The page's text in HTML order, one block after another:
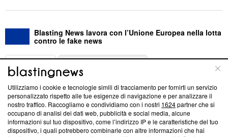
Blasting News lavora con l’Unione Europea nella lotta
contro le fake news
ABOUT
Questa sezione offre informazioni trasparenti su Blasting
News, sui nostri processi editoriali e su come ci impegniamo a
creare news di qualità. Inoltre, afferma la nostra aderenza a
‘Trust Project - News with Integrity’Blasting News non è
Utilizziamo i cookie e tecnologie simili di tracciamento per fornirti un servizio
personalizzato rispetto alle tue esigenze di navigazione e per analizzare il
nostro traffico. Raccogliamo e condividiamo con i nostri 1624partner che si
occupano di analisi dei dati web, pubblicità e social media, alcune
informazioni sul tuo dispositivo, come l’indirizzo IP e le caratteristiche del tuo
dispositivo, i quali potrebbero combinarle con altre informazioni che hai